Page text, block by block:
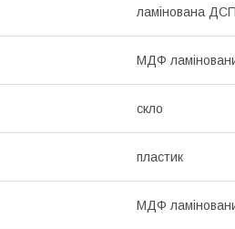
ламінована ДСП
МДФ
скло
пластик
МДФ